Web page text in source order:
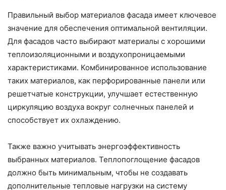
Правильный выбор материалов фасада имеет ключевое
значение для обеспечения оптимальной вентиляции.
Для фасадов часто выбирают материалы с хорошими
теплоизоляционными и воздухопроницаемыми
характеристиками. Комбинированное использование
таких материалов, как перфорированные панели или
решетчатые конструкции, улучшает естественную
циркуляцию воздуха вокруг солнечных панелей и
способствует их охлаждению.
Также важно учитывать энергоэффективность
выбранных материалов. Теплопоглощение фасадов
должно быть минимальным, чтобы не создавать
дополнительные тепловые нагрузки на систему